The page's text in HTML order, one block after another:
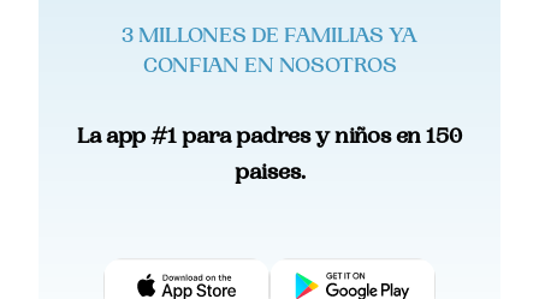
3 MILLONES DE FAMILIAS YA
CONFIAN EN NOSOTROS
La app #1 para padres y niños en 150
paises.